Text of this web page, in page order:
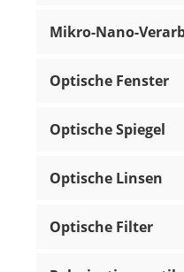
Mikro-Nano-
Optische Fenster
Optische Spiegel
Optische Linsen
Optische Filter